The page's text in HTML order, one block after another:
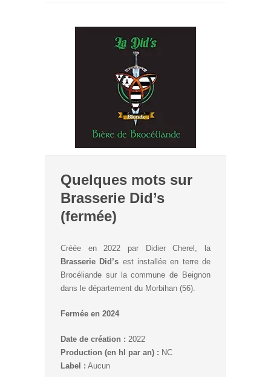
Quelques mots sur
Brasserie Did’s
(fermée)
Créée en 2022 par Didier Cherel, la
Brasserie Did’s est installée en terre de
Brocéliande sur la commune de Beignon
dans le département du Morbihan (56).
Fermée en 2024
Date de création : 2022
Production (en hl par an) : NC
Label : Aucun